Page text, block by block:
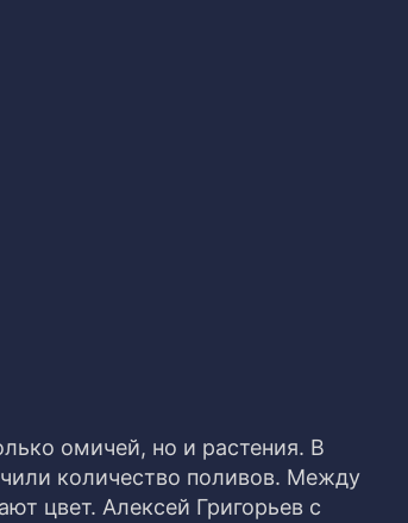
омичей, но и растения. В
количество поливов. Между
цвет. Алексей Григорьев с